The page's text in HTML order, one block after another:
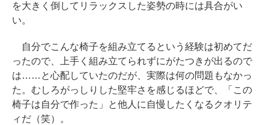
を大きく倒してリラックスした姿勢の時には具合がい
い。
自分でこんな椅子を組み立てるという経験は初めてだ
ったので、上手く組み立てられずにがたつきが出るので
は……と心配していたのだが、実際は何の問題もなかっ
た。むしろがっしりした堅牢さを感じるほどで、「この
椅子は自分で作った」と他人に自慢したくなるクオリテ
ィだ（笑）。